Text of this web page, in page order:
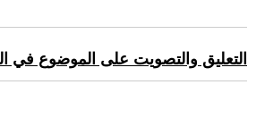
التعليق والتصويت على الموضوع في